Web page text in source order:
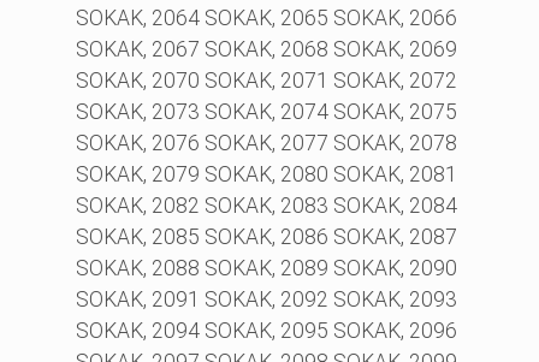
SOKAK, 2064 SOKAK, 2065 SOKAK, 2066
SOKAK, 2067 SOKAK, 2068 SOKAK, 2069
SOKAK, 2070 SOKAK, 2071 SOKAK, 2072
SOKAK, 2073 SOKAK, 2074 SOKAK, 2075
SOKAK, 2076 SOKAK, 2077 SOKAK, 2078
SOKAK, 2079 SOKAK, 2080 SOKAK, 2081
SOKAK, 2082 SOKAK, 2083 SOKAK, 2084
SOKAK, 2085 SOKAK, 2086 SOKAK, 2087
SOKAK, 2088 SOKAK, 2089 SOKAK, 2090
SOKAK, 2091 SOKAK, 2092 SOKAK, 2093
SOKAK, 2094 SOKAK, 2095 SOKAK, 2096